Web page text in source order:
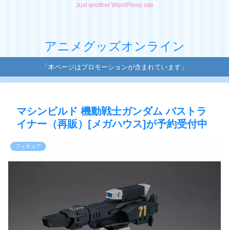
Just another WordPress site
アニメグッズオンライン
「本ページはプロモーションが含まれています」
マシンビルド 機動戦士ガンダム バストラ
イナー（再販）[メガハウス]が予約受付中
フィギュア